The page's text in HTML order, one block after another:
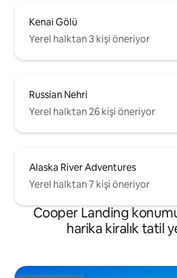
Kenai Gölü
Yerel halktan 3 kişi öneriyor
Russian Nehri
Yerel halktan 26 kişi öneriyor
Alaska River Adventures
Yerel halktan 7 kişi öneriyor
Cooper Landing
harika kiralık tatil